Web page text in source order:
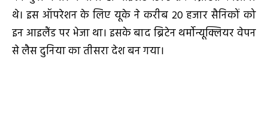
थे। इस ऑपरेशन के लिए यूके ने करीब 20 हजार सैनिकों को
इन आइलैंड पर भेजा था। इसके बाद ब्रिटेन थर्मोन्यूक्लियर वेपन
से लैस दुनिया का तीसरा देश बन गया।